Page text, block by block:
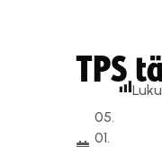
TPS
05.
01.